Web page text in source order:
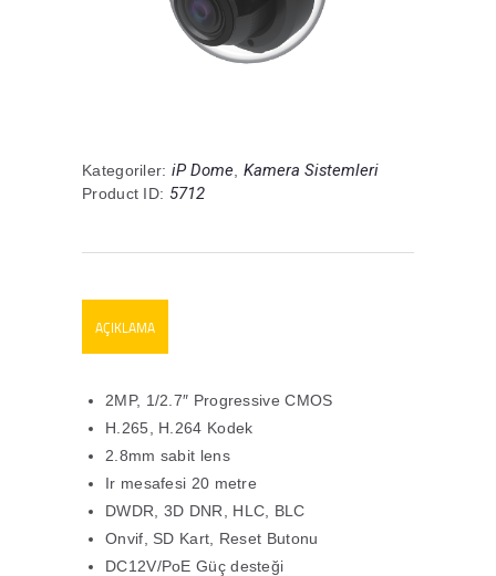
Kategoriler: iP Dome Kamera Sistemleri
Product ID: 5712
AÇIKLAMA
2MP, 1/2.7″ Progressive CMOS
H.265, H.264 Kodek
2.8mm sabit lens
Ir mesafesi 20 metre
DWDR, 3D DNR, HLC, BLC
Onvif, SD Kart, Reset Butonu
DC12V/PoE Güç desteği